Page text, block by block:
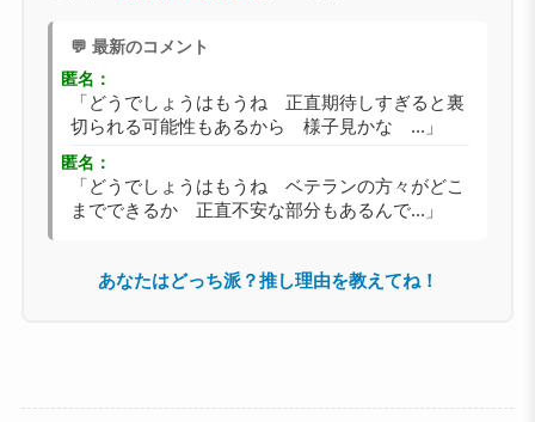
💬 最新のコメント
匿名：
「どうでしょうはもうね 正直期待しすぎると裏
切られる可能性もあるから 様子見かな ...」
匿名：
「どうでしょうはもうね ベテランの方々がどこ
までできるか 正直不安な部分もあるんで...」
あなたはどっち派？推し理由を教えてね！